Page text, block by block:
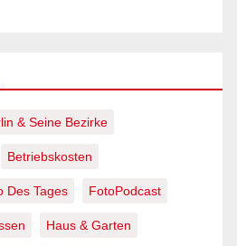
& Seine Bezirke
Betriebskosten
Des Tages FotoPodcast
Haus & Garten